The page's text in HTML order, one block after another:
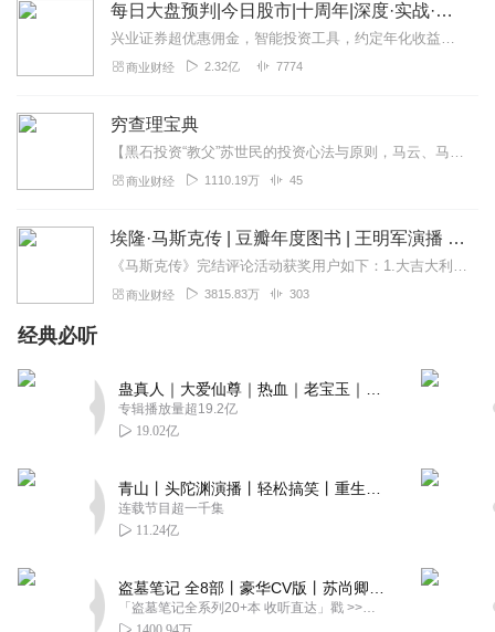
每日大盘预判|今日股市|十周年|深度·实战·干货
兴业证券超优惠佣⾦，智能投资⼯具，约定年化收益率最⾼8.xx%多的新客理财。1v1专⼈服务。点击链接开户>>讲师介绍华飞多维度看盘体系创始人股市实战派讲师...
商业财经 2.32亿 7774
穷查理宝典
【黑石投资“教父”苏世民的投资心法与原则，马云、马化腾都在学】点击了解：《苏世民：我的经验与教训》，正版有声书+大咖独家解读，助你读透巨富的投资逻辑。《穷查理宝...
商业财经 1110.19万 45
埃隆·马斯克传 | 豆瓣年度图书 | 王明军演播 | 首部且唯一由马斯克参与并公开推荐的个人传记，全球同步上市
《马斯克传》完结评论活动获奖用户如下：1.大吉大利展宏图；2._念Tang糖_；3.沐家桃园义|耳目依心；4.拿起鼓敲起锣；5.走不动路了啊；6....
商业财经 3815.83万 303
经典必听
专辑播放量超19.2亿
19.02亿
连载节目超一千集
11.24亿
「盗墓笔记全系列20+本 收听直达」戳 >>改编自南派三叔同名作品，腾讯音乐娱乐集团出品，冠声文化制作，...